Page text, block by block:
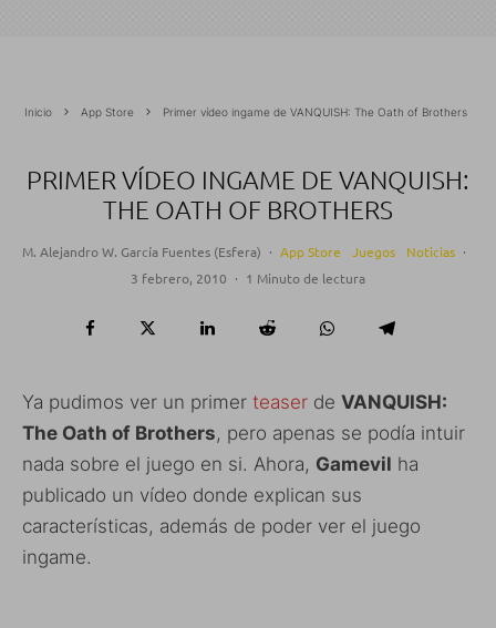
Inicio App Store Primer vídeo ingame de VANQUISH: The Oath of Brothers
PRIMER VÍDEO INGAME DE VANQUISH:
THE OATH OF BROTHERS
M. Alejandro W. García Fuentes (Esfera) · App Store Juegos Noticias ·
3 febrero, 2010 · 1 Minuto de lectura
Ya pudimos ver un primer teaser de VANQUISH:
The Oath of Brothers, pero apenas se podía intuir
nada sobre el juego en si. Ahora, Gamevil ha
publicado un vídeo donde explican sus
características, además de poder ver el juego
ingame.